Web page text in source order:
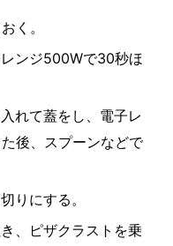
く。
ンジ500Wで30秒ほ
れて蓋をし、電子レ
後、スプーンなどで
りにする。
、ピザクラストを乗